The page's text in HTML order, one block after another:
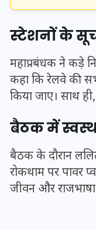
स्टेशनों के
महाप्रबंधक ने कड़े
कहा कि रेलवे की
किया जाए। साथ
बैठक में
बैठक के दौरान
रोकथाम पर पावर
जीवन और राजभाषा
पर